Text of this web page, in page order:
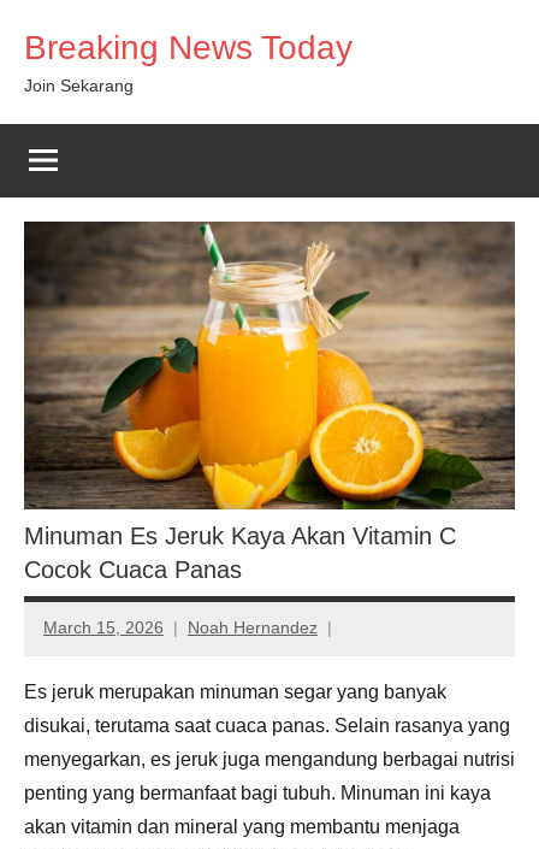
content
Breaking News Today
Join Sekarang
Minuman Es Jeruk Kaya Akan Vitamin C
Cocok Cuaca Panas
March 15, 2026 Noah Hernandez
Es jeruk merupakan minuman segar yang banyak
disukai, terutama saatcuaca panas. Selain rasanya yang
menyegarkan, es jeruk juga mengandung berbagai nutrisi
penting yang bermanfaat bagi tubuh. Minuman ini kaya
akan vitamin dan mineral yang membantu menjaga